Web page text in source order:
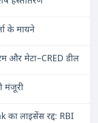
के मायने
और मेटा–CRED डील
मंजूरी
लाइसेंस रद्द: RBI